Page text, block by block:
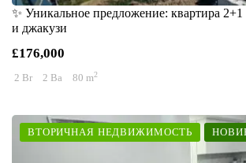
✨ Уникальное предложение: квартира 2+1
и джакузи
£176,000
2 Br 2 Ba 80 m2
ВТОРИЧНАЯ НЕДВИЖИМОСТЬ